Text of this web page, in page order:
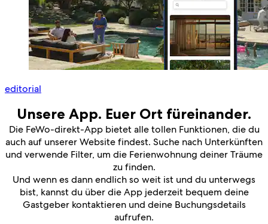
editorial
Unsere App. Euer Ort füreinander.
Die FeWo-direkt-App bietet alle tollen Funktionen, die du
auch auf unserer Website findest. Suche nach Unterkünften
und verwende Filter, um die Ferienwohnung deiner Träume
zu finden.
Und wenn es dann endlich so weit ist und du unterwegs
bist, kannst du über die App jederzeit bequem deine
Gastgeber kontaktieren und deine Buchungsdetails
aufrufen.